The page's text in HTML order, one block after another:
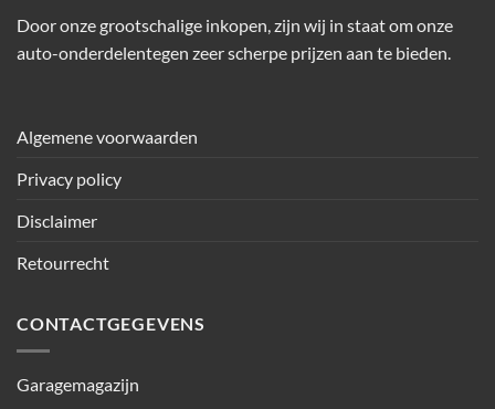
Door onze grootschalige inkopen, zijn wij in staat om onze
auto-onderdelentegen zeer scherpe prijzen aan te bieden.
Algemene voorwaarden
Privacy policy
Disclaimer
Retourrecht
CONTACTGEGEVENS
Garagemagazijn